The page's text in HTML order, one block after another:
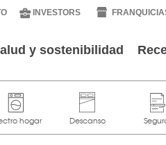
INVESTORS
y sostenibilidad